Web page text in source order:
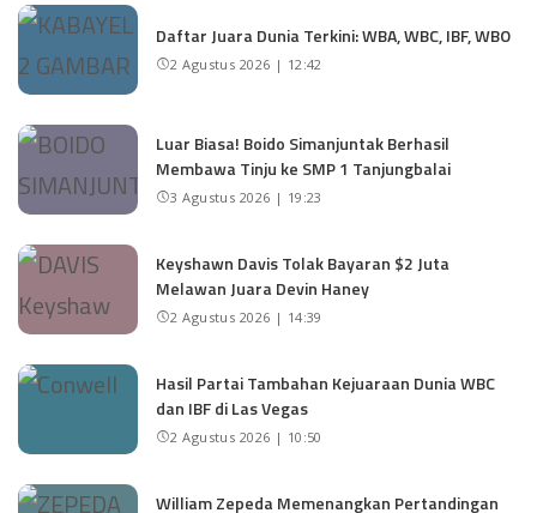
Daftar Juara Dunia Terkini: WBA, WBC, IBF, WBO
2 Agustus 2026 | 12:42
Luar Biasa! Boido Simanjuntak Berhasil
Membawa Tinju ke SMP 1 Tanjungbalai
3 Agustus 2026 | 19:23
Keyshawn Davis Tolak Bayaran $2 Juta
Melawan Juara Devin Haney
2 Agustus 2026 | 14:39
Hasil Partai Tambahan Kejuaraan Dunia WBC
dan IBF di Las Vegas
2 Agustus 2026 | 10:50
William Zepeda Memenangkan Pertandingan